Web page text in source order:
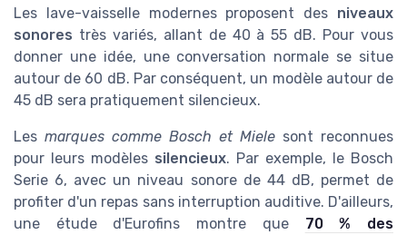
Les lave-vaisselle modernes proposent des niveaux
sonores très variés, allant de 40 à 55 dB. Pour vous
donner une idée, une conversation normale se situe
autour de 60 dB. Par conséquent, un modèle autour de
45 dB sera pratiquement silencieux.
Les marques comme Bosch et Miele sont reconnues
pour leurs modèles silencieux. Par exemple, le Bosch
Serie 6, avec un niveau sonore de 44 dB, permet de
profiter d'un repas sans interruption auditive. D'ailleurs,
une étude d'Eurofins montre que 70 % des